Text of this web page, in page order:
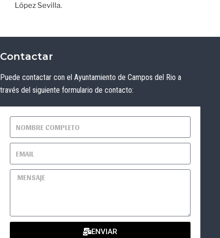
López Sevilla.
Contactar
Puede contactar con el Ayuntamiento de Campos del Rio a
través del siguiente formulario de contacto:
ENVIAR